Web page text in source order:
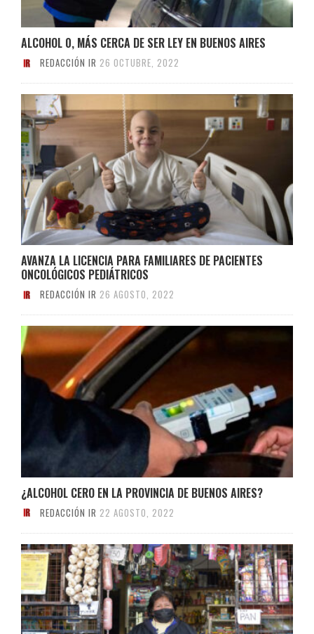
ALCOHOL 0, MÁS CERCA DE SER LEY EN BUENOS AIRES
REDACCIÓN IR 26 OCTUBRE, 2022
AVANZA LA LICENCIA PARA FAMILIARES DE PACIENTES
ONCOLÓGICOS PEDIÁTRICOS
REDACCIÓN IR 26 AGOSTO, 2022
¿ALCOHOL CERO EN LA PROVINCIA DE BUENOS AIRES?
REDACCIÓN IR 22 AGOSTO, 2022